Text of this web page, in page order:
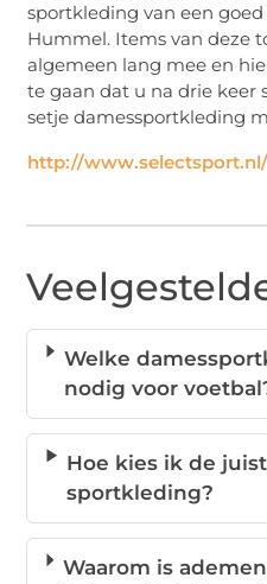
sportkleding van een
Hummel. Items van deze
algemeen lang mee en
te gaan dat u na drie keer
setje damessportkleding
http://www.selectsport.nl/
Welke
nodig voor
Hoe kies ik de
sportkleding?
Waarom is